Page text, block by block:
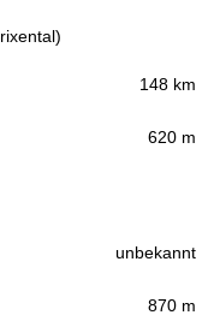
148 km
620 m
unbekannt
870 m